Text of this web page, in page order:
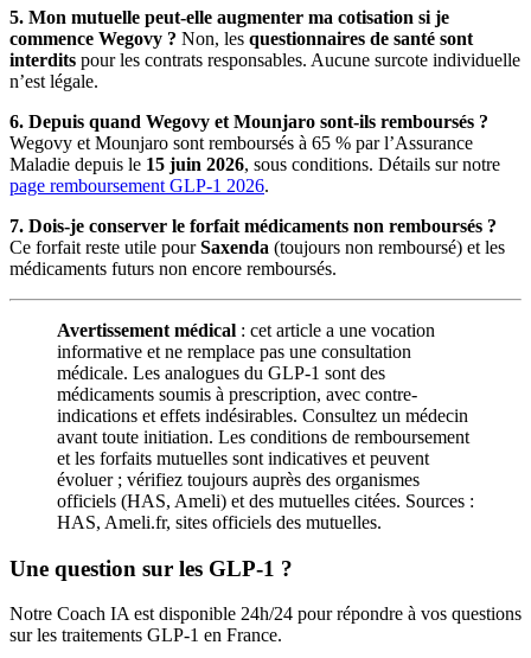
5. Mon mutuelle peut-elle augmenter ma cotisation si je
commence Wegovy ? Non, les questionnaires de santé sont
interdits pour les contrats responsables. Aucune surcote individuelle
n’est légale.
6. Depuis quand Wegovy et Mounjaro sont-ils remboursés ?
Wegovy et Mounjaro sont remboursés à 65 % par l’Assurance
Maladie depuis le 15 juin 2026, sous conditions. Détails sur notre
page remboursement GLP-1 2026.
7. Dois-je conserver le forfait médicaments non remboursés ?
Ce forfait reste utile pourSaxenda (toujours non remboursé) et les
médicaments futurs non encore remboursés.
Avertissement médical : cet article a une vocation
informative et ne remplace pas une consultation
médicale. Les analogues du GLP-1 sont des
médicaments soumis à prescription, avec contre-
indications et effets indésirables. Consultez un médecin
avant toute initiation. Les conditions de remboursement
et les forfaits mutuelles sont indicatives et peuvent
évoluer ; vérifiez toujours auprès des organismes
officiels (HAS, Ameli) et des mutuelles citées. Sources :
HAS, Ameli.fr, sites officiels des mutuelles.
Une question sur les GLP-1 ?
Notre Coach IA est disponible 24h/24 pour répondre à vos questions
sur les traitements GLP-1 en France.